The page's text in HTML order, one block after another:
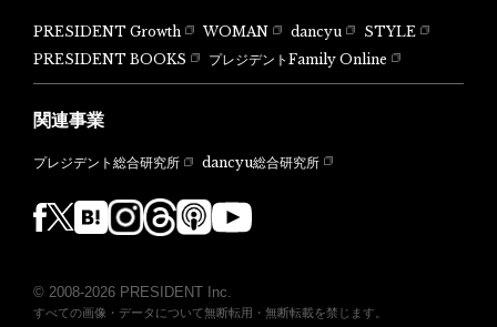
PRESIDENT Growth WOMAN dancyu
STYLE
PRESIDENT BOOKS
プレジデントFamily Online
関連事業
プレジデント総合研究所 dancyu総合研究所
© 2008-2026 PRESIDENT Inc.
すべての画像・データについて無断転用・無断転載を禁じます。